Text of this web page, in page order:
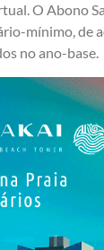
O Abono
mínimo, de
no ano-base.